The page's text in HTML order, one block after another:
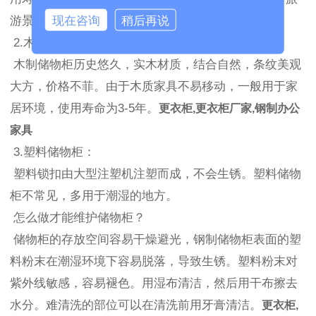
游景点等场所。
2.木制储物柜：
木制储物柜历史悠久，实木材质，结合自然，条纹美观
大方，价格不菲。由于木质家具不易移动，一般用于家
居环境，使用寿命为3-5年。 更衣柜,更衣柜厂家,钢制办公
家具
3.塑料储物柜：
塑料锁扣由大型注塑机注塑而成，不会生锈。塑料储物
柜不常见，多用于潮湿的地方。
怎么做才能维护储物柜？
储物柜的存放空间容易干燥避光，钢制储物柜表面的塑
料粉末在潮湿环境下容易脱落，导致生锈。塑料粉末对
紫外线敏感，容易褪色。用湿布清洁，然后用干布擦去
水分。难清洗的部位可以在清洗前用牙膏清洁。 更衣柜,
现在咨询 稍后再说